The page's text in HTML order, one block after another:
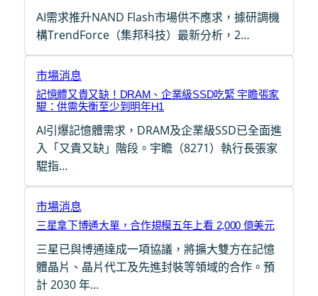
AI需求推升NAND Flash市場供不應求，據研調機
構TrendForce（集邦科技）最新分析，2…
市場消息
記憶體又貴又缺！DRAM、企業級SSD吃緊 宇瞻張家
騉：供需失衡至少到明年H1
AI引爆記憶體需求，DRAM及企業級SSD已全面進
入「又貴又缺」階段。宇瞻（8271）執行長張家
騉指…
市場消息
三星拿下博通大單，合作規模五年上看 2,000 億美元
三星已與博通達成一項協議，將擴大雙方在記憶
體晶片、晶片代工及先進封裝等領域的合作。預
計 2030 年…